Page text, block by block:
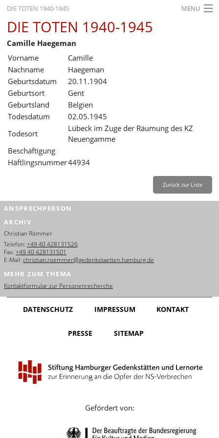
DIE TOTEN 1940-1945 MENU
STARTSEITE
AKTUELLES
AUSSTELLUNGEN
GESCHICHTE
BILDUNG
SERVICE
Deutsch Zurück
Deutsch
Français
Dansk
Español
Italiano
Português
Yкраїнський
Русский
Gebärdensprache
DIE TOTEN 1940-1945
Camille Haegeman
Vorname
Camille
Nachname
Haegeman
Geburtsdatum
20.11.1904
Geburtsort
Gent
Geburtsland
Belgien
Todesdatum
02.05.1945
Todesort
Lübeck im Zuge der Räumung des KZ
Neuengamme
Beschäftigung
Häftlingsnummer44934
Zurück zur Liste
ANSPRECHPERSON
ARCHIV
Christian Römmer
Telefon: +49 40 428131526
Fax: +49 40 428131501
E-Mail: christian.roemmer@gedenkstaetten.hamburg.de
MEHR ZUM THEMA
Kontaktformular zur Personenrecherche
DATENSCHUTZ IMPRESSUM KONTAKT
PRESSE SITEMAP
Gefördert von: